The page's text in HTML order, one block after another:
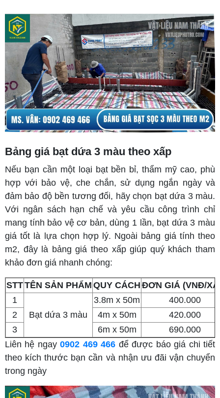
Bảng giá bạt dứa 3 màu theo xấp
Nếu bạn cần một loại bạt bền bỉ, thẩm mỹ cao, phù
hợp với bảo vệ, che chắn, sử dụng ngắn ngày và
đảm bảo độ bền tương đối, hãy chọn bạt dứa 3 màu.
Với ngân sách hạn chế và yêu cầu công trình chỉ
mang tính bảo vệ cơ bản, dùng 1 lần, bạt dứa 3 màu
giá tốt là lựa chọn hợp lý. Ngoài bảng giá tính theo
m2, đây là bảng giá theo xấp giúp quý khách tham
khảo đơn giá nhanh chóng:
STTTÊN SẢN PHẨM QUY CÁCH ĐƠN GIÁ (VNĐ/
1
Bạt dứa 3 màu
3.8m x 50m
400.000
2
4m x 50m
420.000
3
6m x 50m
690.000
Liên hệ ngay0902 469 466 để được báo giá chi tiết
theo kích thước bạn cần và nhận ưu đãi vận chuyển
trong ngày